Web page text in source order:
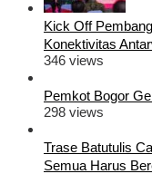
Kick Off
Konektivitas
346 views
Pemkot Bogor
298 views
Trase Batutulis
Semua Harus